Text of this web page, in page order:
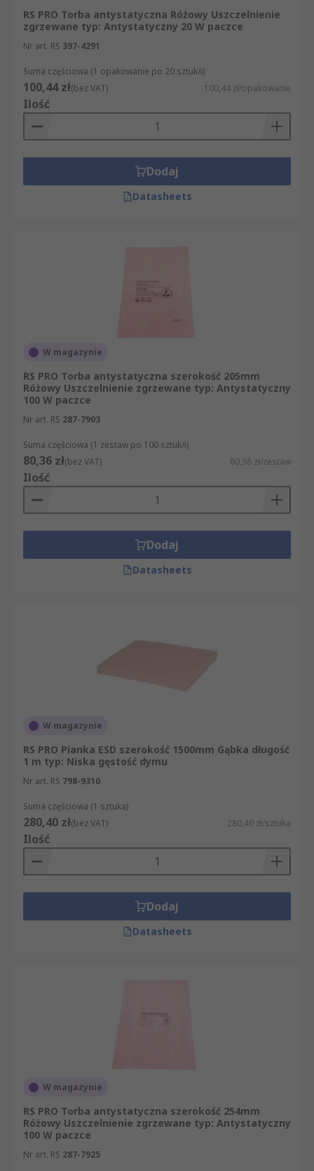
RS PRO Torba antystatyczna Różowy Uszczelnienie
zgrzewane typ: Antystatyczny 20 W paczce
Nr art. RS 397-4291
Suma częściowa (1 opakowanie po 20 sztuk/i)
100,44 zł(bez VAT) 100,44 zł/opakowanie
Ilość
Dodaj
Datasheets
W magazynie
RS PRO Torba antystatyczna szerokość 205mm
Różowy Uszczelnienie zgrzewane typ: Antystatyczny
100 W paczce
Nr art. RS 287-7903
Suma częściowa (1 zestaw po 100 sztuk/i)
80,36 zł(bez VAT) 80,36 zł/zestaw
Ilość
Dodaj
Datasheets
W magazynie
RS PRO Pianka ESD szerokość 1500mm Gąbka długość
1 m typ: Niska gęstość dymu
Nr art. RS 798-9310
Suma częściowa (1 sztuka)
280,40 zł(bez VAT) 280,40 zł/sztuka
Ilość
Dodaj
Datasheets
W magazynie
RS PRO Torba antystatyczna szerokość 254mm
Różowy Uszczelnienie zgrzewane typ: Antystatyczny
100 W paczce
Nr art. RS 287-7925